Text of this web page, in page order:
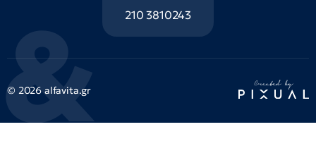
210 3810243
© 2026 alfavita.gr